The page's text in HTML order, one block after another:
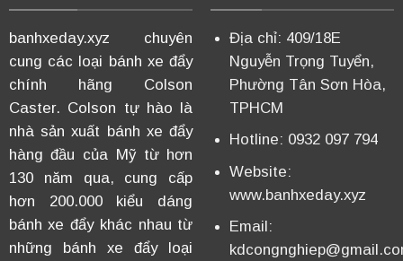
banhxeday.xyz chuyên
cung các loại bánh xe đẩy
chính hãng Colson
Caster. Colson tự hào là
nhà sản xuất bánh xe đẩy
hàng đầu của Mỹ từ hơn
130 năm qua, cung cấp
hơn 200.000 kiểu dáng
bánh xe đẩy khác nhau từ
những bánh xe đẩy loại
Địa chỉ: 409/18E
Nguyễn Trọng Tuyển,
Phường Tân Sơn Hòa,
TPHCM
Hotline: 0932 097 794
Website:
www.banhxeday.xyz
Email: